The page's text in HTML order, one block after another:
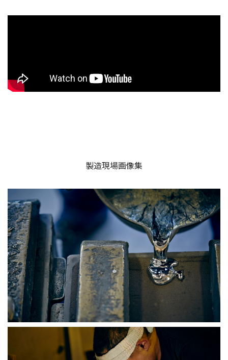
製造現場画像集